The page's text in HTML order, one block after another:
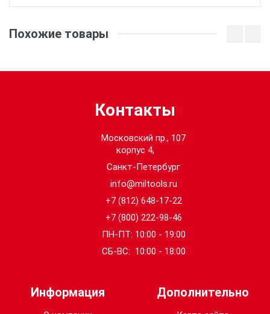
Источник питания: Сетевой, USB
Время зарядки: 120
Время зарядки (min): 120
Для аккумулятора Li-
Ion:
да
Для аккумулятора
нет
Похожие товары
Контакты
Московский пр., 107
корпус 4,
Санкт-Петербург
info@miltools.ru
+7 (812) 648-17-22
+7 (800) 222-98-46
ПН-ПТ: 10:00 - 19:00
СБ-ВС: 10:00 - 18:00
Информация Дополнительно